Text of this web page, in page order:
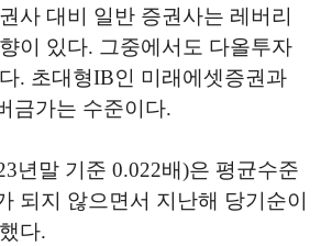
사 대비 일반 증권사는 레버리
이 있다. 그중에서도 다올투자
. 초대형IB인 미래에셋증권과
금가는 수준이다.
년말 기준 0.022배)은 평균수준
되지 않으면서 지난해 당기순이
다.